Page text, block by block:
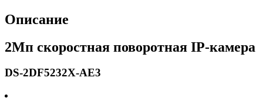
DS-
2DF5232X-
Описание
2Мп скоростная поворотная IP-камера
DS-2DF5232X-AE3